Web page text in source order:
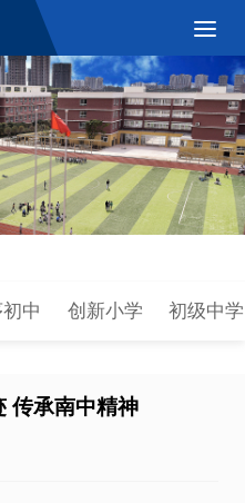
中 创新小学 初级中学
传承南中精神